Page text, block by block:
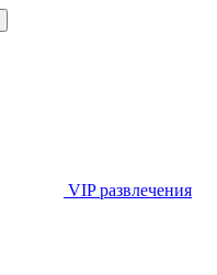
VIP развлечения